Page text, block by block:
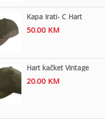
Kapa Irati- C Hart
50.00 KM
Hart kačket Vintage
20.00 KM